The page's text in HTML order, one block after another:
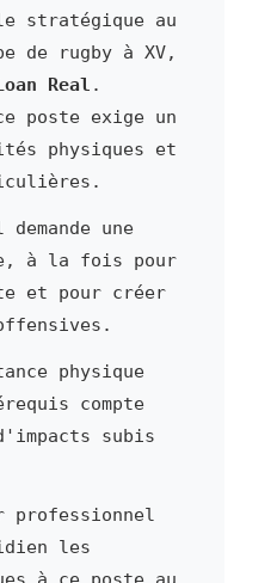
stratégique au
de rugby à XV,
Real .
poste exige un
physiques et
une
à la fois pour
et pour créer
physique
compte
subis
professionnel
les